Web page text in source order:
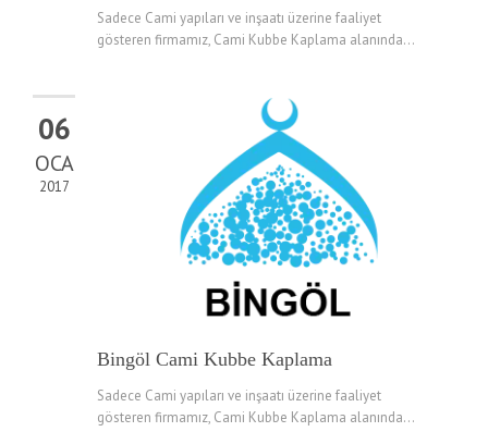
Sadece Cami yapıları ve inşaatı üzerine faaliyet
gösteren firmamız, Cami Kubbe Kaplama alanında...
06
OCA
2017
Bingöl Cami Kubbe Kaplama
Sadece Cami yapıları ve inşaatı üzerine faaliyet
gösteren firmamız, Cami Kubbe Kaplama alanında...